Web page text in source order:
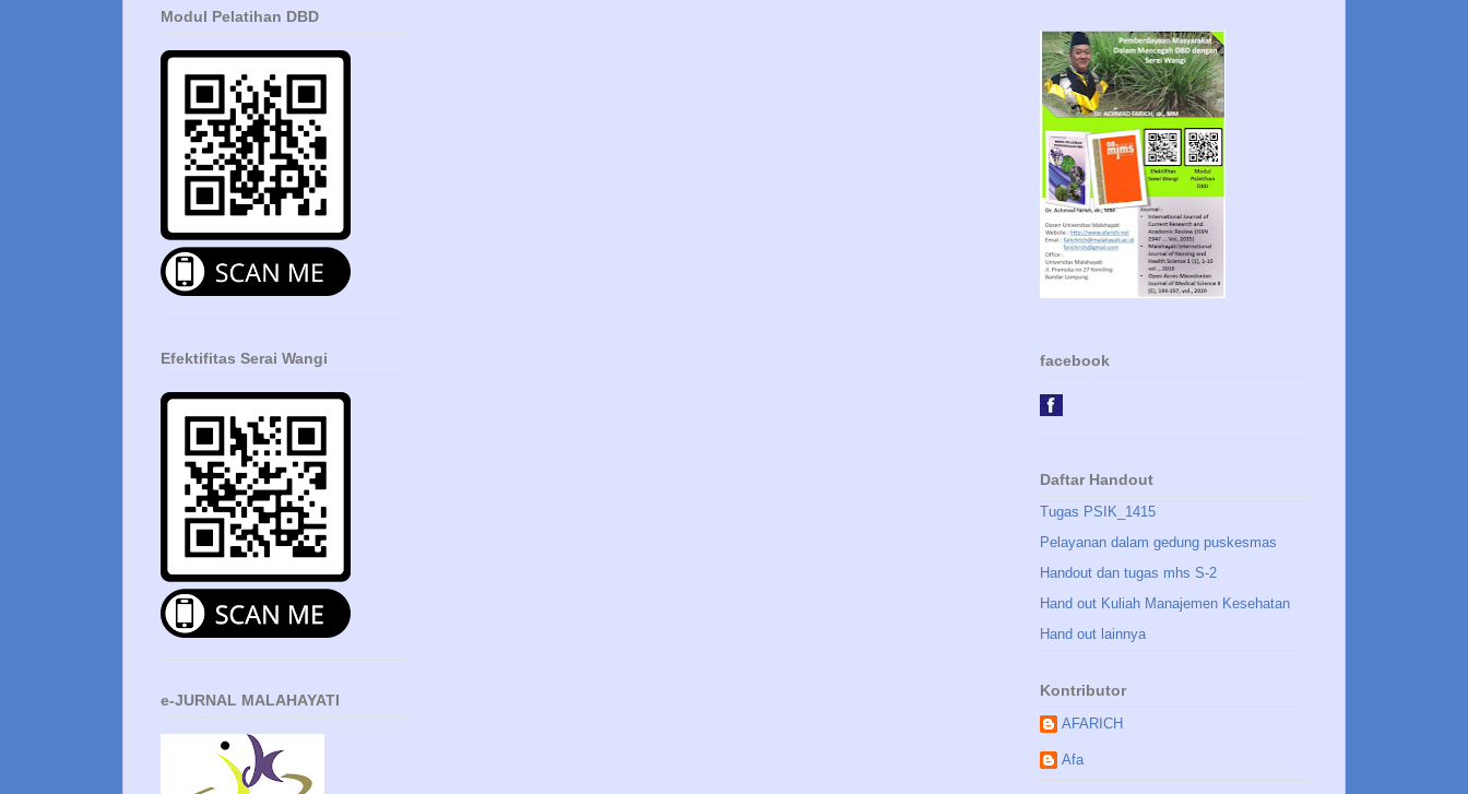
Modul Pelatihan DBD
Efektifitas Serai Wangi
e-JURNAL MALAHAYATI
facebook
Daftar Handout
Tugas PSIK_1415
Pelayanan dalam gedung puskesmas
Handout dan tugas mhs S-2
Hand out Kuliah Manajemen Kesehatan
Hand out lainnya
Kontributor
AFARICH
Afa